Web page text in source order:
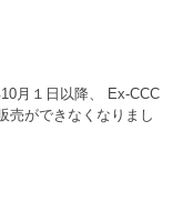
売ができなくなりまし